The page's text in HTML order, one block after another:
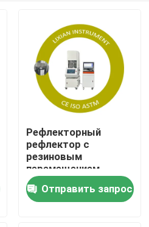
Рефлекторный
рефлектор с
резиновым
перемещением
температуры
комнаты до 200°C
Соответствует
Отправить запрос